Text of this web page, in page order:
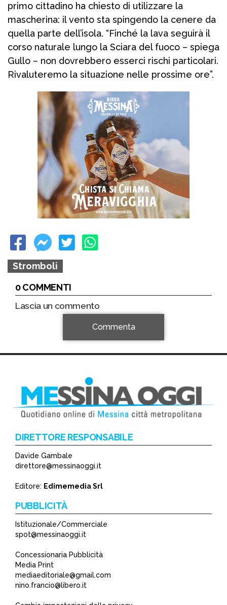
primo cittadino ha chiesto di utilizzare la
mascherina: il vento sta spingendo la cenere da
quella parte dell’isola. “Finché la lava seguirà il
corso naturale lungo la Sciara del fuoco – spiega
Gullo – non dovrebbero esserci rischi particolari.
Rivaluteremo la situazione nelle prossime ore”.
Stromboli
0 COMMENTI
Lascia un commento
*
Commenta
DIRETTORE RESPONSABILE
Davide Gambale
direttore@messinaoggi.it
Editore: Edimemedia Srl
PUBBLICITÀ
Istituzionale/Commerciale
spot@messinaoggi.it
Concessionaria Pubblicità
Media Print
mediaeditoriale@gmail.com
nino.francio@libero.it